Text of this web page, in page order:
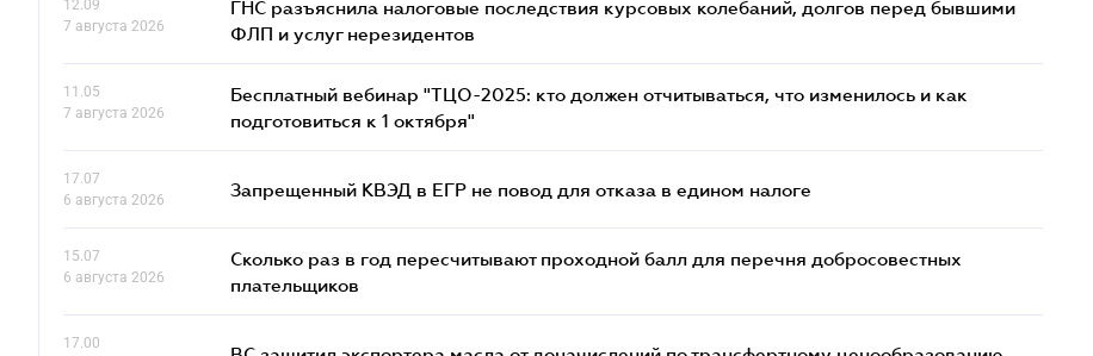
12.09
7 августа 2026
ГНС разъяснила налоговые последствия курсовых колебаний, долгов перед бывшими
ФЛП и услуг нерезидентов
11.05
7 августа 2026
Бесплатный вебинар "ТЦО-2025: кто должен отчитываться, что изменилось и как
подготовиться к 1 октября"
17.07
6 августа 2026
Запрещенный КВЭД в ЕГР не повод для отказа в едином налоге
15.07
6 августа 2026
Сколько раз в год пересчитывают проходной балл для перечня добросовестных
плательщиков
17.00